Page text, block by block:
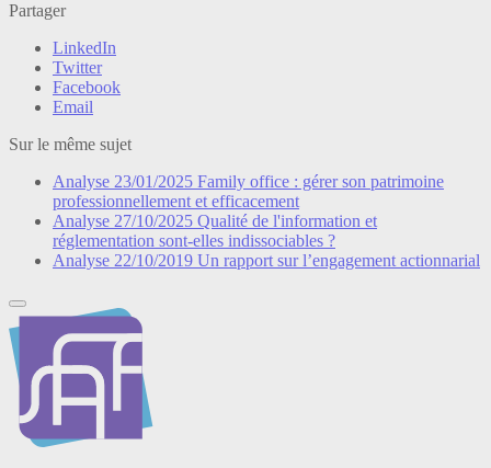
Partager
LinkedIn
Twitter
Facebook
Email
Sur le même sujet
Analyse 23/01/2025 Family office : gérer son patrimoine
professionnellement et efficacement
Analyse 27/10/2025 Qualité de l'information et
réglementation sont-elles indissociables ?
Analyse 22/10/2019 Un rapport sur l’engagement actionnarial